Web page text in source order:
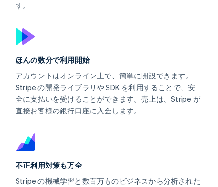
す。
ほんの数分で利用開始
アカウントはオンライン上で、簡単に開設できます。
Stripe の開発ライブラリや SDK を利用することで、安
全に支払いを受けることができます。売上は、Stripe が
直接お客様の銀行口座に入金します。
不正利用対策も万全
Stripe の機械学習と数百万ものビジネスから分析された